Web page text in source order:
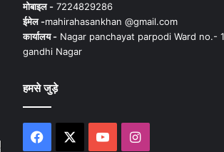
मोबाइल -7224829286
ईमेल -mahirahasankhan @gmail.com
कार्यालय -Nagar panchayat parpodi Ward no.-
gandhi Nagar
हमसे जुड़े
Facebook YouTubeInstagram